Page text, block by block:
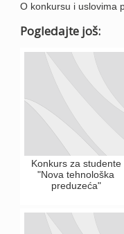
O konkursu i uslovima
Pogledajte još:
Konkurs za studente
"Nova tehnološka
preduzeća"